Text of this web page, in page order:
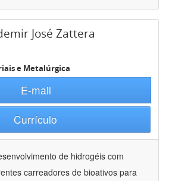
José Zattera
e Metalúrgica
E-mail
Currículo
de hidrogéis com
carreadores de bioativos para